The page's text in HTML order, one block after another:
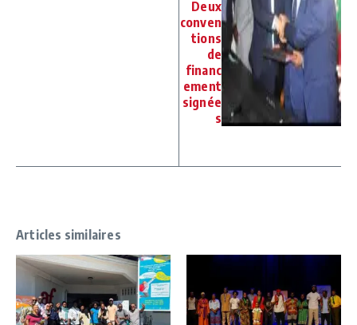
Deux
conven
tions
de
financ
ement
signée
s
Articles similaires